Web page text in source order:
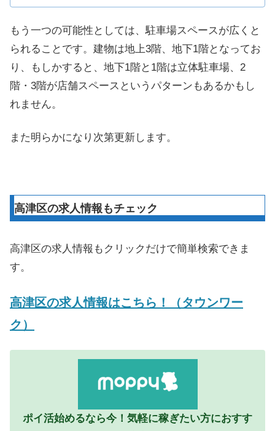
もう一つの可能性としては、駐車場スペースが広くと
られることです。建物は地上3階、地下1階となってお
り、もしかすると、地下1階と1階は立体駐車場、2
階・3階が店舗スペースというパターンもあるかもし
れません。
また明らかになり次第更新します。
高津区の求人情報もチェック
高津区の求人情報もクリックだけで簡単検索できま
す。
高津区の求人情報はこちら！（タウンワー
ク）
ポイ活始めるなら今！気軽に稼ぎたい方におすす